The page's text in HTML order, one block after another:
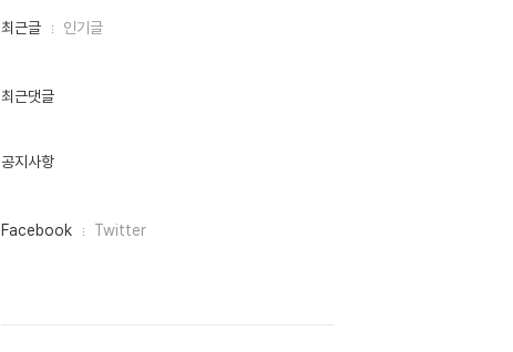
최
인
최근글 인기글
최근댓글
공지사항
페
Facebook Twitter